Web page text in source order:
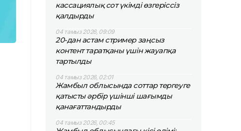
кассациялық сот үкімді өзгеріссіз
қалдырды
04 тамыз 2026, 09:09
20-дан астам стример заңсыз
контент таратқаны үшін жауапқа
тартылды
04 тамыз 2026, 02:01
Жамбыл облысында соттар тергеуге
қатысты әрбір үшінші шағымды
қанағаттандырды
04 тамыз 2026, 00:45